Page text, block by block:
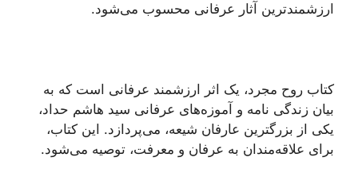
ارزشمندترین آثار عرفانی محسوب می‌شود.
کتاب روح مجرد، یک اثر ارزشمند عرفانی است که به
بیان زندگی نامه و آموزه‌های عرفانی سید هاشم حداد،
یکی از بزرگترین عارفان شیعه، می‌پردازد. این کتاب،
برای علاقه‌مندان به عرفان و معرفت، توصیه می‌شود.